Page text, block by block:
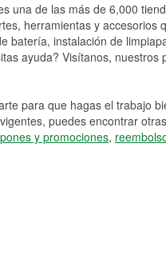
una de las más de 6,000
herramientas y accesorios
batería, instalación de
ayuda? Visítanos, nuestros
para que hagas el trabajo
puedes encontrar
y promociones,